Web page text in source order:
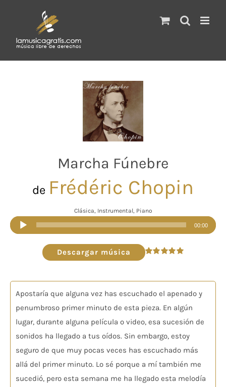
Marcha Fúnebre
de Frédéric Chopin
Clásica, Instrumental, Piano
Reproductor
de
audio
00:00
Descargar música
Apostaría que alguna vez has escuchado el apenado y
penumbroso primer minuto de esta pieza. En algún
lugar, durante alguna película o video, esa sucesión de
sonidos ha llegado a tus oídos. Sin embargo, estoy
seguro de que muy pocas veces has escuchado más
allá del primer minuto. Lo sé porque a mí también me
sucedió, pero esta semana me ha llegado esta melodía